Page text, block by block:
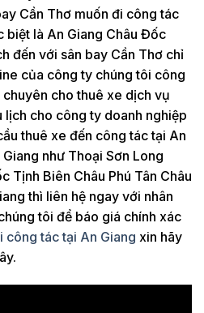
Cần Thơ muốn đi công tác
biệt là An Giang Châu Đốc
đến với sân bay Cần Thơ chỉ
của công ty chúng tôi công
cho thuê xe dịch vụ
lịch cho công ty doanh nghiệp
thuê xe đến công tác tại An
như Thoại Sơn Long
Tịnh Biên Châu Phú Tân Châu
thì liên hệ ngay với nhân
tôi để báo giá chính xác
công tác tại An Giang xin hãy